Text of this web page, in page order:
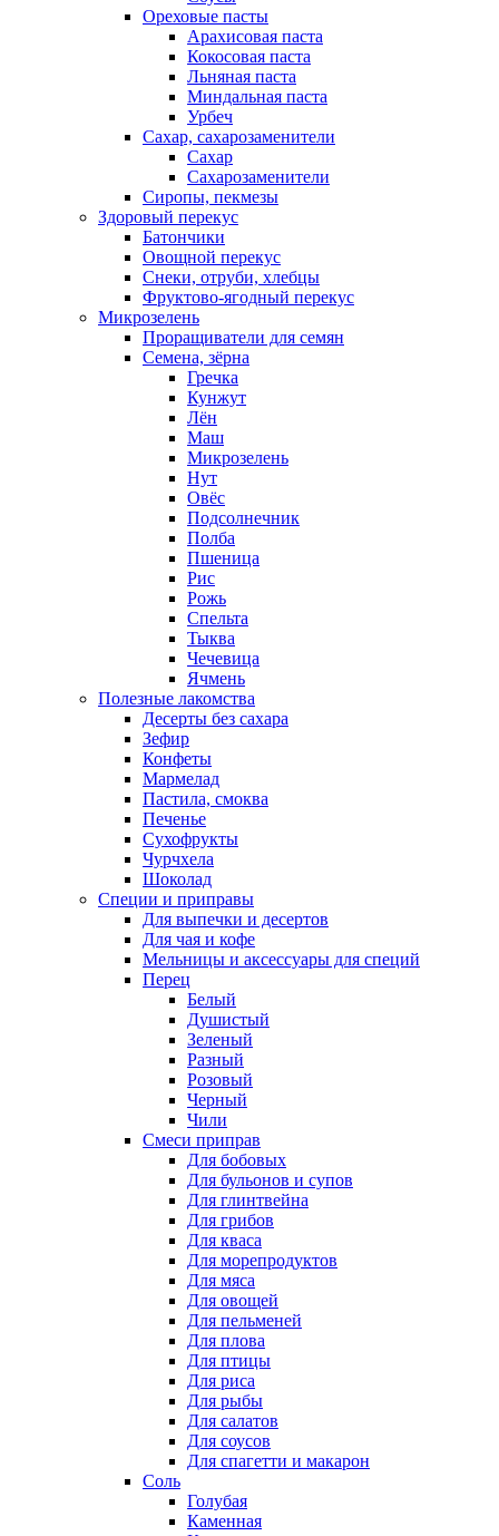
Ореховые пасты
Арахисовая паста
Кокосовая паста
Льняная паста
Миндальная паста
Урбеч
Сахар, сахарозаменители
Сахар
Сахарозаменители
Сиропы, пекмезы
Здоровый перекус
Батончики
Овощной перекус
Снеки, отруби, хлебцы
Фруктово-ягодный перекус
Микрозелень
Проращиватели для семян
Семена, зёрна
Гречка
Кунжут
Лён
Маш
Микрозелень
Нут
Овёс
Подсолнечник
Полба
Пшеница
Рис
Рожь
Спельта
Тыква
Чечевица
Ячмень
Полезные лакомства
Десерты без сахара
Зефир
Конфеты
Мармелад
Пастила, смоква
Печенье
Сухофрукты
Чурчхела
Шоколад
Специи и приправы
Для выпечки и десертов
Для чая и кофе
Мельницы и аксессуары для специй
Перец
Белый
Душистый
Зеленый
Разный
Розовый
Черный
Чили
Смеси приправ
Для бобовых
Для бульонов и супов
Для глинтвейна
Для грибов
Для кваса
Для морепродуктов
Для мяса
Для овощей
Для пельменей
Для плова
Для птицы
Для риса
Для рыбы
Для салатов
Для соусов
Для спагетти и макарон
Соль
Голубая
Каменная